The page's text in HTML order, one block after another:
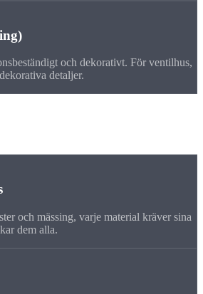
och dekorativt. För ventilhus,
detaljer.
och mässing, varje material kräver sina
dem alla.